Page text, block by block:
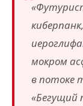
мокром
в потоке
«Бегущий